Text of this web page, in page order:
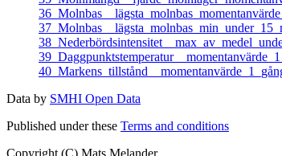
Data by SMHI Open Data
Published under these Terms and conditions
Copyright (C) Mats Melander